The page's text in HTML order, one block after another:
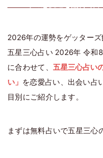
2026年の運勢をゲッター
五星三心占い 2026年 令和
に合わせて、 五星三心占い
い」 を恋愛占い、出会い占
目別にご紹介します。
まずは無料占いで五星三心